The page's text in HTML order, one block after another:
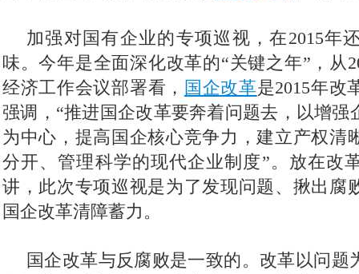
加强对国有企业的专项巡视，在2015年
味。今年是全面深化改革的“关键之年”，从
经济工作会议部署看， 国企改革是2015年改
强调，“推进国企改革要奔着问题去，以增强
为中心，提高国企核心竞争力，建立产权清
分开、管理科学的现代企业制度”。放在改
讲，此次专项巡视是为了发现问题、揪出腐
国企改革清障蓄力。
国企改革与反腐败是一致的。改革以问题